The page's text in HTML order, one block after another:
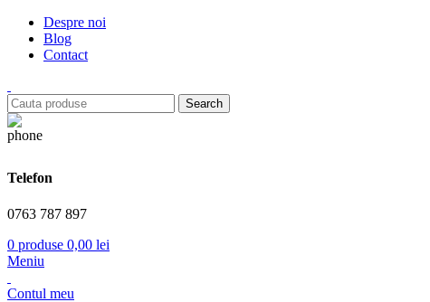
Despre noi
Blog
Contact
Search
Telefon
0763 787 897
0 produse 0,00 lei
Meniu
Contul meu